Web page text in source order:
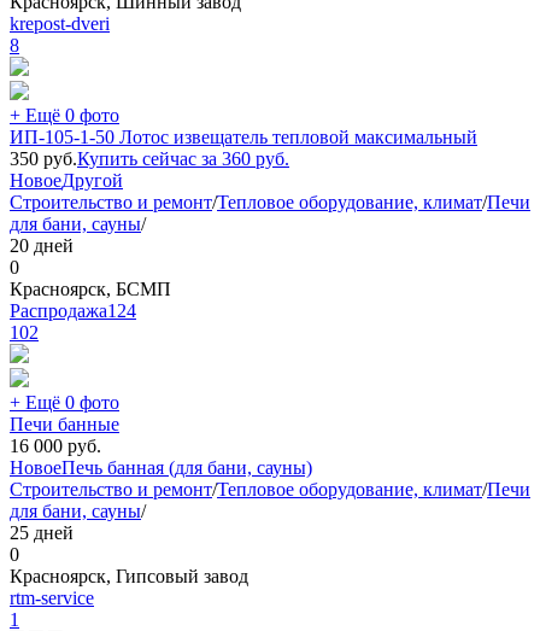
krepost-dveri
8
+ Ещё 0 фото
ИП-105-1-50 Лотос извещатель тепловой максимальный
350 руб.Купить сейчас за 360 руб.
НовоеДругой
Строительство и ремонт/Тепловое оборудование, климат/Печи
для бани, сауны/
20 дней
0
Красноярск, БСМП
Распродажа124
102
+ Ещё 0 фото
Печи банные
16 000 руб.
НовоеПечь банная (для бани, сауны)
Строительство и ремонт/Тепловое оборудование, климат/Печи
для бани, сауны/
25 дней
0
Красноярск, Гипсовый завод
rtm-service
1